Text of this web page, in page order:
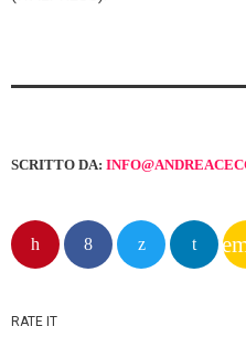
SCRITTO DA:
RATE IT